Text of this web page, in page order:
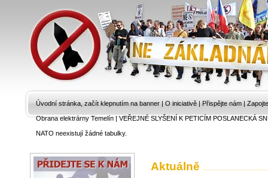
Úvodní stránka, začít klepnutím na banner | O iniciativě | Přispějte nám |
Obrana elektrárny Temelín|VEŘEJNÉ SLYŠENÍ K PETICÍM POSLANECKÁ
NATO neexistují žádné tabulky.
Aktuálně